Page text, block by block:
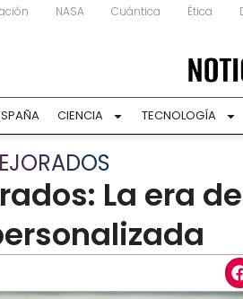
NASA Cuántica Ética
CIENCIA TECNOLOGÍA
La era